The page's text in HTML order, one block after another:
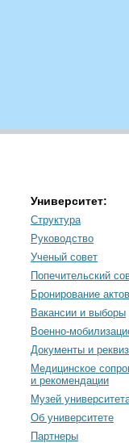
Университет:
Структура
Руководство
Ученый совет
Попечительский
Бронирование
Вакансии и выборы
Военно-
Документы и
Медицинское
и рекомендации
Музей
Об университете
Партнеры